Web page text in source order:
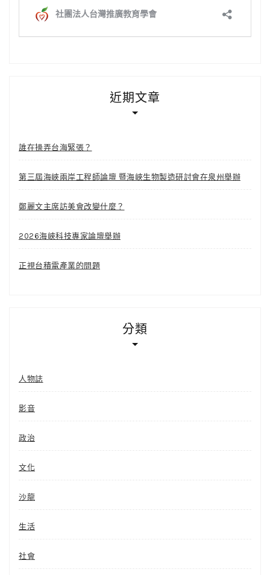
近期文章
誰在操弄台海緊張？
第三屆海峽兩岸工程師論壇 暨海峽生物製造研討會在泉州舉辦
鄭麗文主席訪美會改變什麼？
2026海峽科技專家論壇舉辦
正視台積電產業的問題
分類
人物誌
影音
政治
文化
沙龍
生活
社會